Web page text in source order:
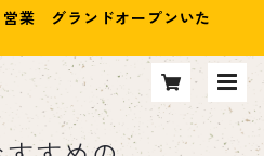
業 グランドオープンいた